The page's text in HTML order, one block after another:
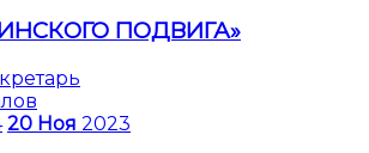
ПОДВИГА»
20 Ноя 2023